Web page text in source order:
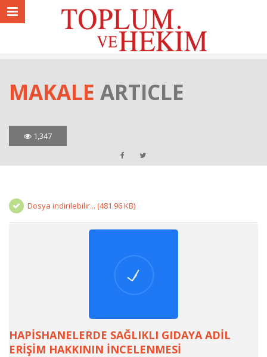
MAKALE ARTICLE
1,347
Dosya indirilebilir... (481.96 KB)
HAPİSHANELERDE SAĞLIKLI GIDAYA ADİL
ERİŞİM HAKKININ İNCELENMESİ